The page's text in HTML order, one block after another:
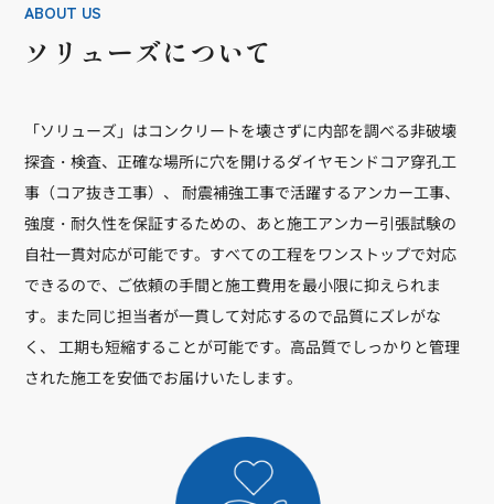
ABOUT US
ソリューズについて
「ソリューズ」はコンクリートを壊さずに内部を調べる非破壊
探査・検査、正確な場所に穴を開けるダイヤモンドコア穿孔工
事（コア抜き工事）、 耐震補強工事で活躍するアンカー工事、
強度・耐久性を保証するための、あと施工アンカー引張試験の
自社一貫対応が可能です。すべての工程をワンストップで対応
できるので、ご依頼の手間と施工費用を最小限に抑えられま
す。また同じ担当者が一貫して対応するので品質にズレがな
く、 工期も短縮することが可能です。高品質でしっかりと管理
された施工を安価でお届けいたします。